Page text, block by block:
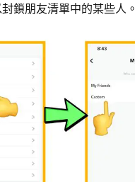
鎖朋友清單中的某些人。